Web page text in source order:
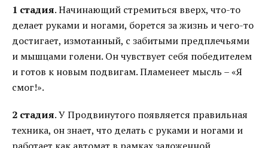
1 стадия. Начинающий стремиться вверх, что-то
делает руками и ногами, борется за жизнь и чего-то
достигает, измотанный, с забитыми предплечьями
и мышцами голени. Он чувствует себя победителем
и готов к новым подвигам. Пламенеет мысль – «Я
смог!».
2 стадия. У Продвинутого появляется правильная
техника, он знает, что делать с руками и ногами и